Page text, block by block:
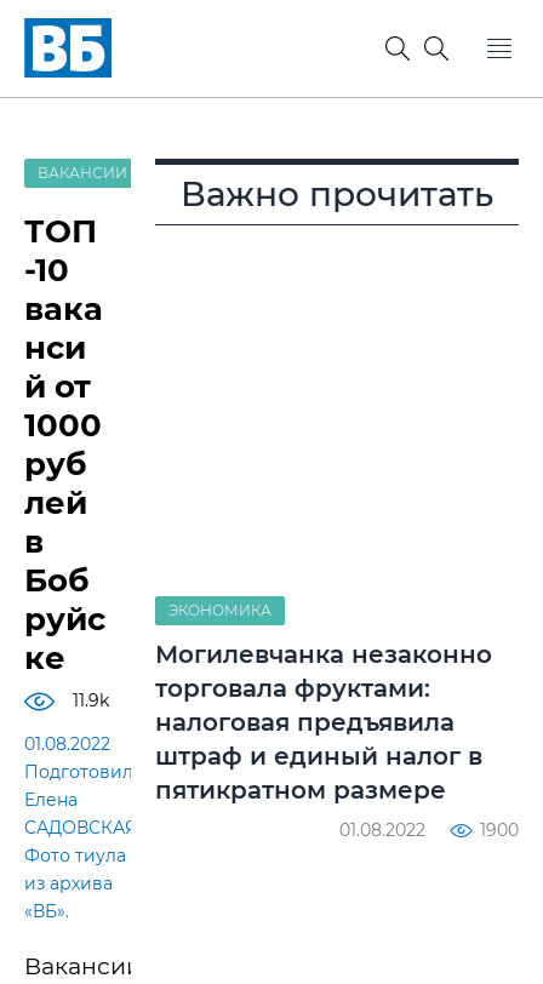
ВАКАНСИИ
ТОП
-10
вака
нси
й от
1000
руб
лей
в
Боб
руйс
ке
11.9k
01.08.2022
Подготовила
Елена
САДОВСКАЯ.
Фото тиула
из архива
«ВБ».
Вакансии
Важно прочитать
ЭКОНОМИКА
Могилевчанка незаконно
торговала фруктами:
налоговая предъявила
штраф и единый налог в
пятикратном размере
01.08.2022 1900